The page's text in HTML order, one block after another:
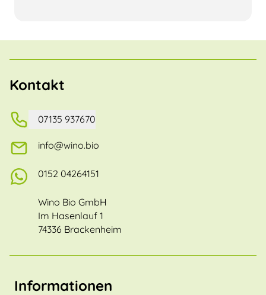
Kontakt
07135 937670
info@wino.bio
0152 04264151
Wino Bio GmbH
Im Hasenlauf 1
74336 Brackenheim
Informationen